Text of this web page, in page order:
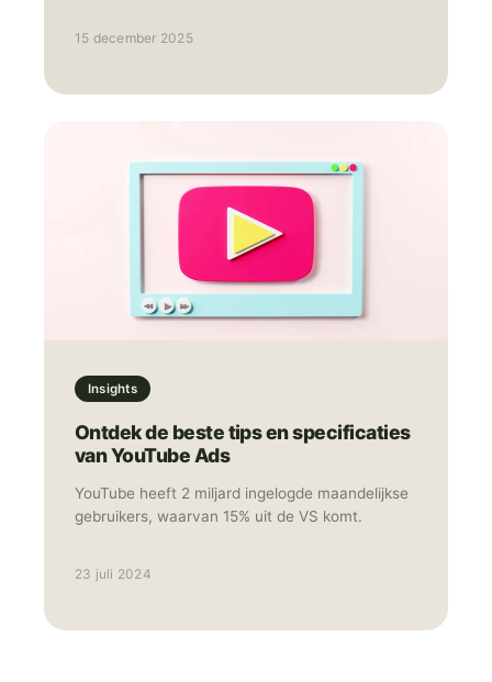
15 december 2025
Insights
Ontdek de beste tips en specificaties
van YouTube Ads
YouTube heeft 2 miljard ingelogde maandelijkse
gebruikers, waarvan 15% uit de VS komt.
23 juli 2024